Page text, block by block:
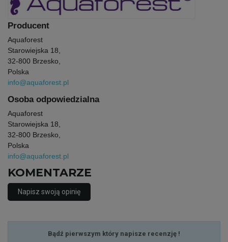
Producent
Aquaforest
Starowiejska 18,
32-800 Brzesko,
Polska
info@aquaforest.pl
Osoba odpowiedzialna
Aquaforest
Starowiejska 18,
32-800 Brzesko,
Polska
info@aquaforest.pl
KOMENTARZE
Napisz swoją opinię
Bądź pierwszym który napisze recenzję !